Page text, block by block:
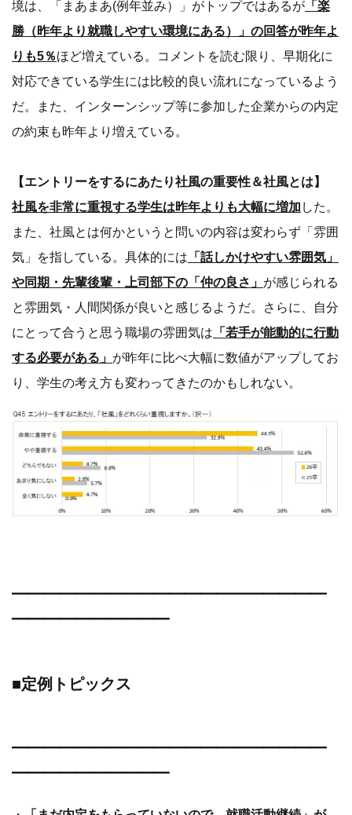
境は、「まあまあ(例年並み）」がトップではあるが 「楽
勝（昨年より就職しやすい環境にある）」の回答が昨年よ
りも5％ほど増えている。コメントを読む限り、早期化に
対応できている学生には比較的良い流れになっているよう
だ。また、インターンシップ等に参加した企業からの内定
の約束も昨年より増えている。
【エントリーをするにあたり社風の重要性＆社風とは】
社風を非常に重視する学生は昨年よりも大幅に増加 した。
また、社風とは何かというと問いの内容は変わらず「雰囲
気」を指している。具体的には 「話しかけやすい雰囲気」
や同期・先輩後輩・上司部下の「仲の良さ」 が感じられる
と雰囲気・人間関係が良いと感じるようだ。さらに、自分
にとって合うと思う職場の雰囲気は 「若手が能動的に行動
する必要がある」 が昨年に比べ大幅に数値がアップしてお
り、学生の考え方も変わってきたのかもしれない。
━━━━━━━━━━━━━━━━━━━━
━━━━━━━━━━
■定例トピックス
━━━━━━━━━━━━━━━━━━━━
━━━━━━━━━━